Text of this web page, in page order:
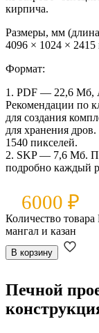
кирпича.
Размеры, мм
4096 × 1024 ×
Формат:
1. PDF — 22,6 Мб,
Рекомендации по
для создания
для хранения
1540 пикселей.
2. SKP — 7,6 Мб.
подробно каждый
6000 ₽
Количество товара
мангал и казан
В корзину
Печной